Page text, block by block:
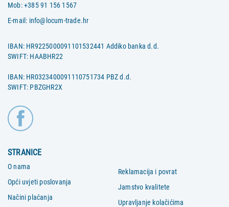
Mob:+385 91 156 1567
E-mail: info@locum-trade.hr
IBAN: HR9225000091101532441 Addiko banka d.d.
SWIFT: HAABHR22
IBAN: HR0323400091110751734 PBZ d.d.
SWIFT: PBZGHR2X
STRANICE
O nama
Opći uvjeti poslovanja
Načini plaćanja
Reklamacija i povrat
Jamstvo kvalitete
Upravljanje kolačićima